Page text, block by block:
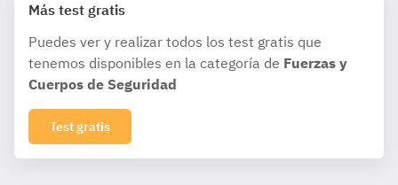
Más test gratis
Puedes ver y realizar todos los test gratis que
tenemos disponibles en la categoría de Fuerzas y
Cuerpos de Seguridad
Test gratis